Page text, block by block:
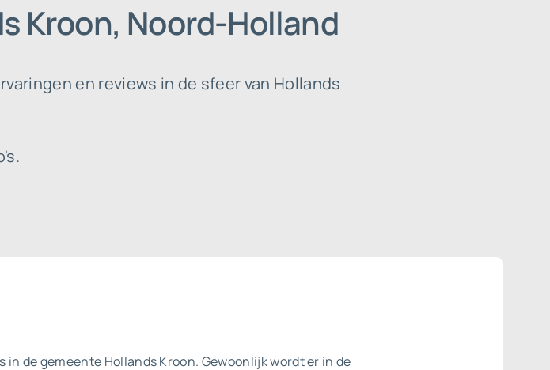
Kroon, Noord-Holland
en reviews in de sfeer van Hollands
de gemeente Hollands Kroon. Gewoonlijk wordt er in de